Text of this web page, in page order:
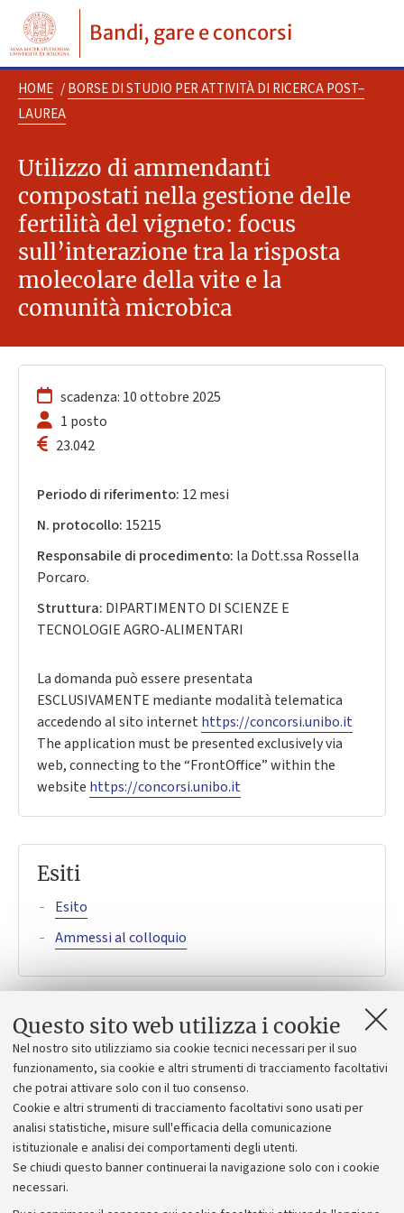
Questo sito web utilizza i cookie
Nel nostro sito utilizziamo sia cookie tecnici necessari per il suo
funzionamento, sia cookie e altri strumenti di tracciamento facoltativi
che potrai attivare solo con il tuo consenso.
Cookie e altri strumenti di tracciamento facoltativi sono usati per
analisi statistiche, misure sull'efficacia della comunicazione
istituzionale e analisi dei comportamenti degli utenti.
Se chiudi questo banner continuerai la navigazione solo con i cookie
necessari.
Bandi, gare e concorsi
HOME / BORSE DI STUDIO PER ATTIVITÀ DI RICERCA POST–
LAUREA
Utilizzo di ammendanti
compostati nella gestione delle
fertilità del vigneto: focus
sull’interazione tra la risposta
molecolare della vite e la
comunità microbica
scadenza: 10 ottobre 2025
1 posto
23.042
Periodo di riferimento: 12 mesi
N. protocollo: 15215
Responsabile di procedimento: la Dott.ssa Rossella
Porcaro.
Struttura: DIPARTIMENTO DI SCIENZE E
TECNOLOGIE AGRO-ALIMENTARI
La domanda può essere presentata
ESCLUSIVAMENTE mediante modalità telematica
accedendo al sito internet https://concorsi.unibo.it
The application must be presented exclusively via
web, connecting to the “FrontOffice” within the
website https://concorsi.unibo.it
Esiti
Esito
Ammessi al colloquio
Bando
Bando
Oggetto della ricerca